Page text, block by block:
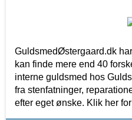
GuldsmedØstergaard.dk
kan finde mere end 40
interne guldsmed hos
fra stenfatninger,
efter eget ønske. Klik her